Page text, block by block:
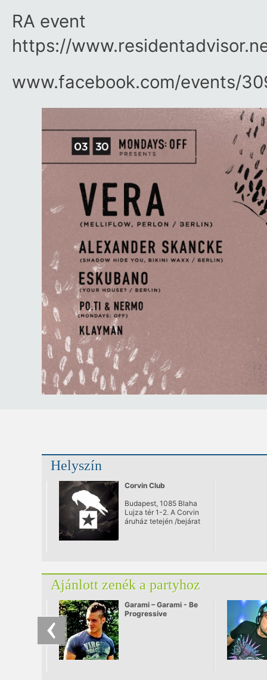
RA event
https://
www.facebook.com/​events/​
Helyszín
Corvin Club
Budapest, 1085 Blaha
Lujza tér 1-2. A Corvin
áruház tetején /bejárat
Ajánlott zenék a partyhoz
Garami – Garami - Be
Progressive